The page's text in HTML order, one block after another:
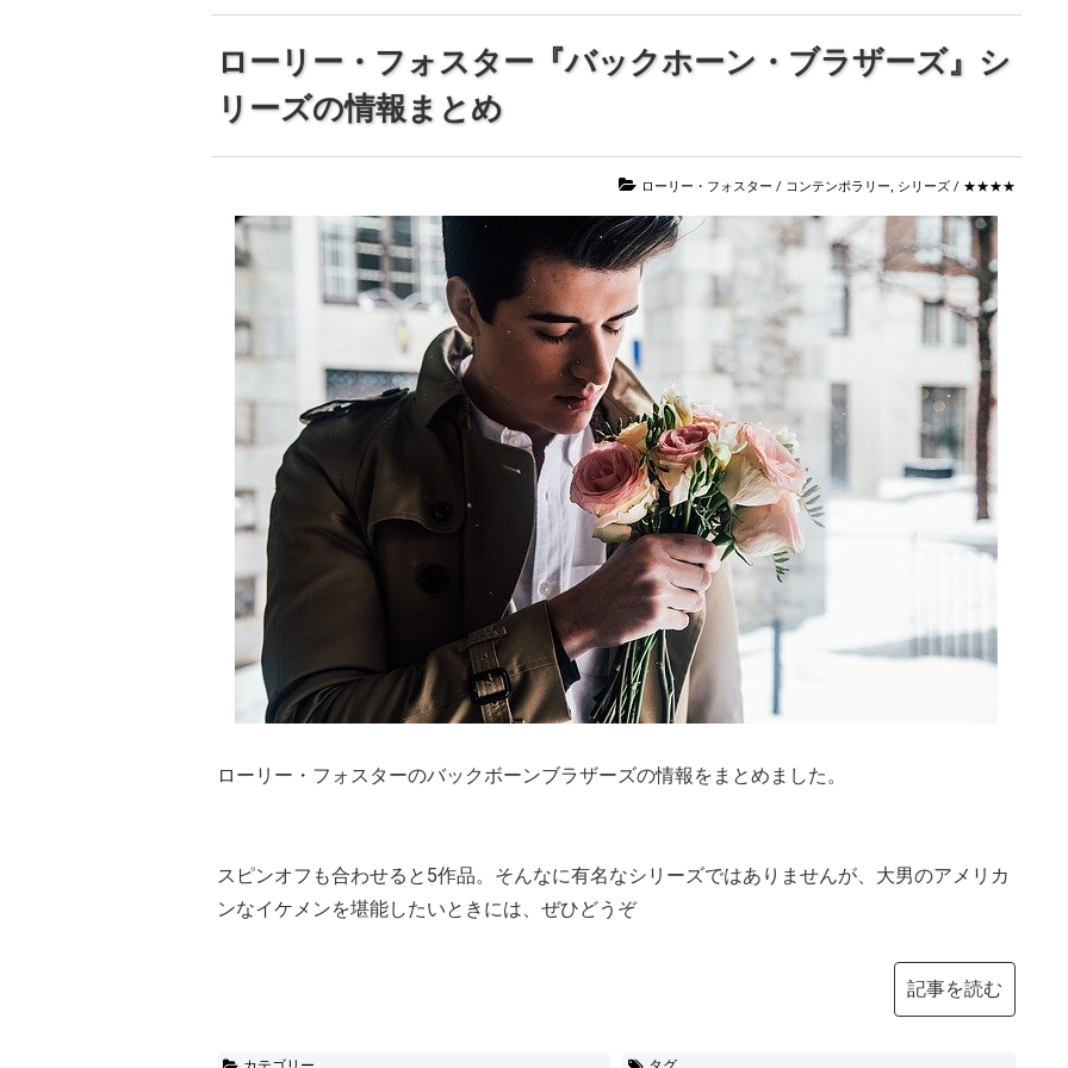
ローリー・フォスター『バックホーン・ブラザーズ』シ
リーズの情報まとめ
ローリー・フォスター / コンテンポラリー, シリーズ / ★★★★
ローリー・フォスターのバックボーンブラザーズの情報をまとめました。
スピンオフも合わせると5作品。そんなに有名なシリーズではありませんが、大男のアメリカ
ンなイケメンを堪能したいときには、ぜひどうぞ
記事を読む